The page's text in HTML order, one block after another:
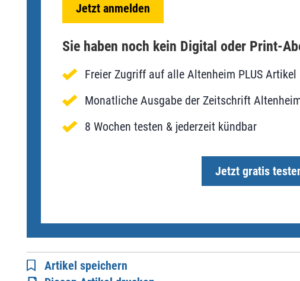
Jetzt anmelden
Sie haben noch kein Digital oder Print-
Freier Zugriff auf alle Altenheim PLUS Artikel
Monatliche Ausgabe der Zeitschrift
8 Wochen testen & jederzeit kündbar
Jetzt gratis
Artikel speichern